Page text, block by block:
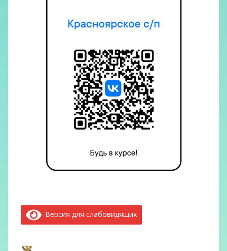
Версия для слабовидящих